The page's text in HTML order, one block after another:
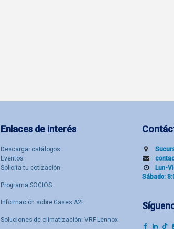
Enlaces de interés
Descargar catálogos
Eventos
Solicita tu cotización
Programa SOCIOS
Información sobre Gases A2L
Soluciones de climatización: VRF Lennox
Lun-
Sábado: